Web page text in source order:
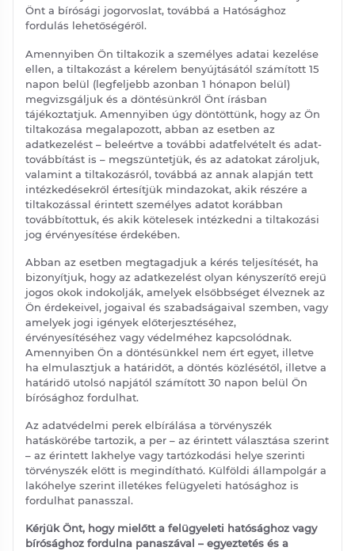
Önt a bírósági jogorvoslat, továbbá a Hatósághoz
fordulás lehetőségéről.
Amennyiben Ön tiltakozik a személyes adatai kezelése
ellen, a tiltakozást a kérelem benyújtásától számított 15
napon belül (legfeljebb azonban 1 hónapon belül)
megvizsgáljuk és a döntésünkről Önt írásban
tájékoztatjuk. Amennyiben úgy döntöttünk, hogy az Ön
tiltakozása megalapozott, abban az esetben az
adatkezelést – beleértve a további adatfelvételt és adat-
továbbítást is – megszüntetjük, és az adatokat zároljuk,
valamint a tiltakozásról, továbbá az annak alapján tett
intézkedésekről értesítjük mindazokat, akik részére a
tiltakozással érintett személyes adatot korábban
továbbítottuk, és akik kötelesek intézkedni a tiltakozási
jog érvényesítése érdekében.
Abban az esetben megtagadjuk a kérés teljesítését, ha
bizonyítjuk, hogy az adatkezelést olyan kényszerítő erejű
jogos okok indokolják, amelyek elsőbbséget élveznek az
Ön érdekeivel, jogaival és szabadságaival szemben, vagy
amelyek jogi igények előterjesztéséhez,
érvényesítéséhez vagy védelméhez kapcsolódnak.
Amennyiben Ön a döntésünkkel nem ért egyet, illetve
ha elmulasztjuk a határidőt, a döntés közlésétől, illetve a
határidő utolsó napjától számított 30 napon belül Ön
bírósághoz fordulhat.
Az adatvédelmi perek elbírálása a törvényszék
hatáskörébe tartozik, a per – az érintett választása szerint
– az érintett lakhelye vagy tartózkodási helye szerinti
törvényszék előtt is megindítható. Külföldi állampolgár a
lakóhelye szerint illetékes felügyeleti hatósághoz is
fordulhat panasszal.
Kérjük Önt, hogy mielőtt a felügyeleti hatósághoz vagy
bírósághoz fordulna panaszával – egyeztetés és a